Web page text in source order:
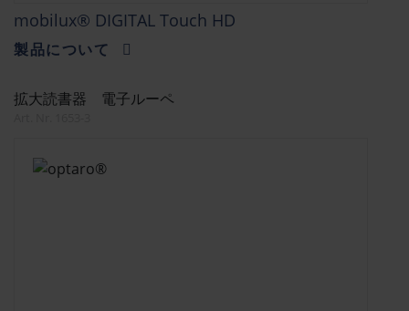
mobilux® DIGITAL Touch HD
製品について
拡大読書器 電子ルーペ